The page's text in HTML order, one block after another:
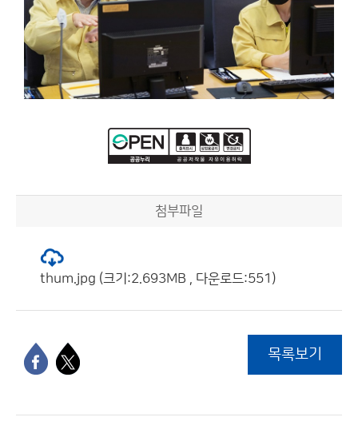
첨부파일
thum.jpg (크기:2.693MB , 다운로드:551)
목록보기